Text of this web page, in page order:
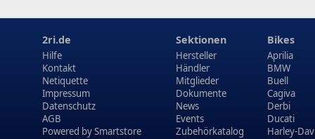
2ri.de
Hilfe
Kontakt
Netiquette
Impressum
Datenschutz
AGB
Powered bySmartstore
Sektionen
Hersteller
Händler
Mitglieder
Dokumente
News
Events
Zubehörkatalog
Bikes
Aprilia
BMW
Buell
Cagiva
Derbi
Ducati
Harley-